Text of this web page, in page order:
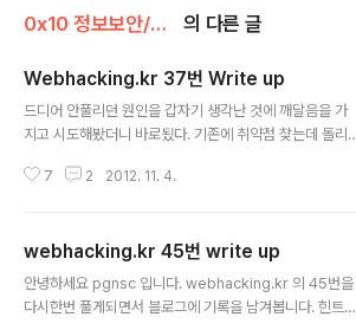
0x10 정보보안/0x16 Web 의 다른 글
Webhacking.kr 37번 Write up
드디어 안풀리던 원인을 갑자기 생각난 것에 깨달음을 가
지고 시도해봤더니 바로됬다. 기존에 취약점 찾는데 돌리
풀린것이다. 소스 대로라면 분명히 맞을텐데 안풀려서 의
잘 보시면 됩니다.힌트 2. webhacking.kr 서버에서 소켓
으로 우리에게 패스워드를 쏴주는데 그것을 받을장치가 필
요합니다. ex 아파치 ////Write up//// 2012/11/04 ----
7 2 2012. 11. 4.
webhacking.kr 45번 write up
안녕하세요 pgnsc 입니다. webhacking.kr 의 45번을
다시한번 풀게되면서 블로그에 기록을 남겨봅니다. 힌트만